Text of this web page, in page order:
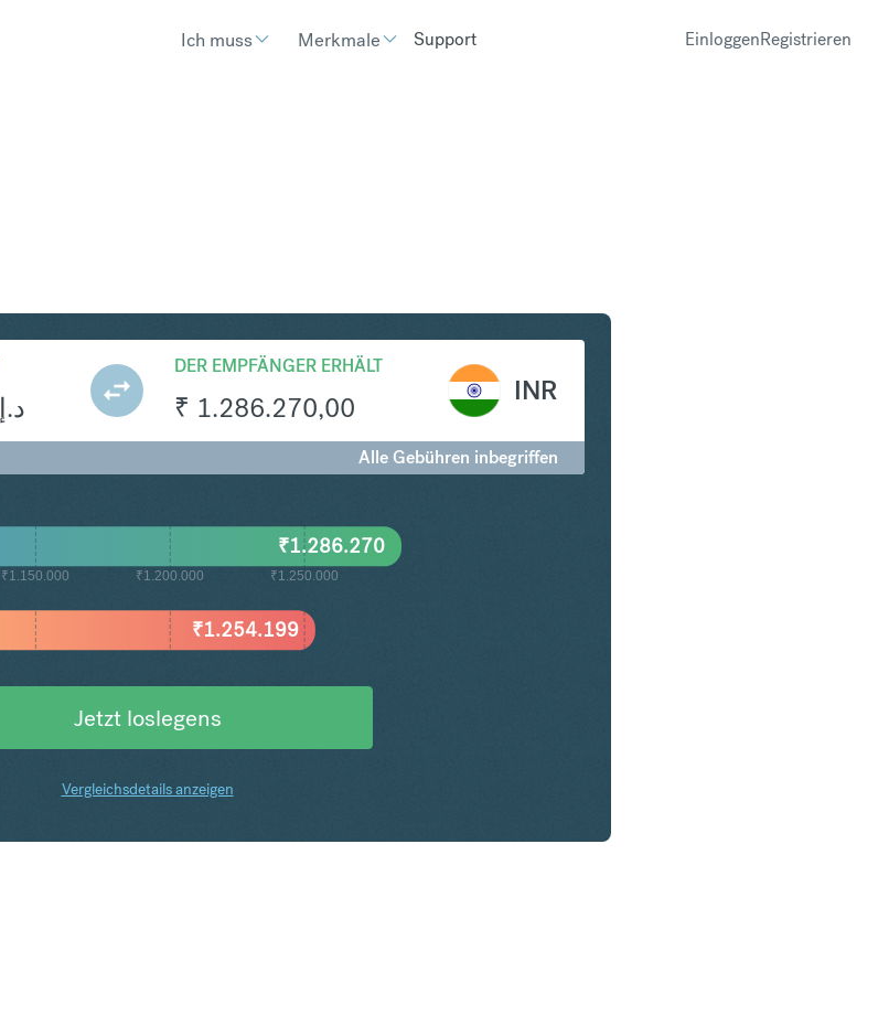
Ich muss Merkmale Support EinloggenRegistrieren
د.إ
DER EMPFÄNGER ERHÄLT
₹ 1.286.270,00
INR
Alle Gebühren inbegriffen
₹1.150.000 ₹1.200.000 ₹1.250.000
₹1.254.199
₹1.286.270
Jetzt loslegens
Vergleichsdetails anzeigen